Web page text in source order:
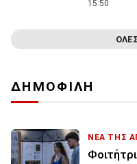
15:50
ΔΗΜΟΦΙΛΗ
ΝΕΑ ΤΗΣ